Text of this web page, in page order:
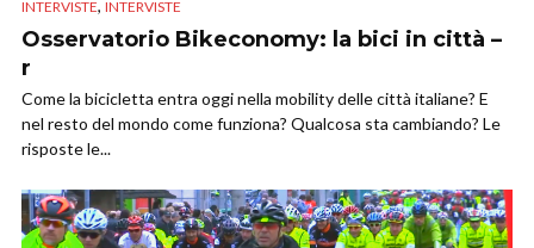
INTERVISTE, INTERVISTE
Osservatorio Bikeconomy: la bici in città –
r
Come la bicicletta entra oggi nella mobility delle città italiane? E
nel resto del mondo come funziona? Qualcosa sta cambiando? Le
risposte le...